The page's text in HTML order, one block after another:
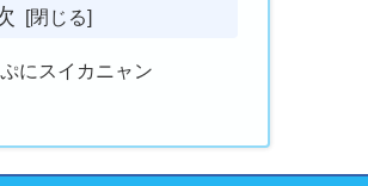
にスイカニャン